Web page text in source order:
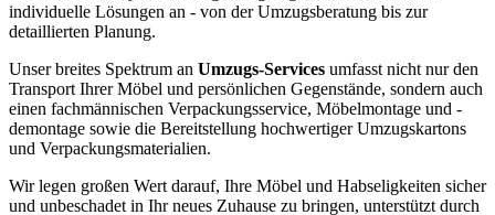
individuelle Lösungen an - von der Umzugsberatung bis zur
detaillierten Planung.
Unser breites Spektrum an Umzugs-Services umfasst nicht nur den
Transport Ihrer Möbel und persönlichen Gegenstände, sondern auch
einen fachmännischen Verpackungsservice, Möbelmontage und -
demontage sowie die Bereitstellung hochwertiger Umzugskartons
und Verpackungsmaterialien.
Wir legen großen Wert darauf, Ihre Möbel und Habseligkeiten sicher
und unbeschadet in Ihr neues Zuhause zu bringen, unterstützt durch